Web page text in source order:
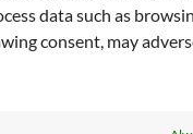
data such as
consent, may